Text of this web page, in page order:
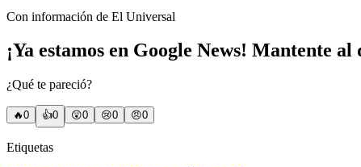
Con información de El Universal
¡Ya estamos en Google News! Mantente
¿Qué te pareció?
🔥0 👍0 😲0 😢0 😠0
Etiquetas